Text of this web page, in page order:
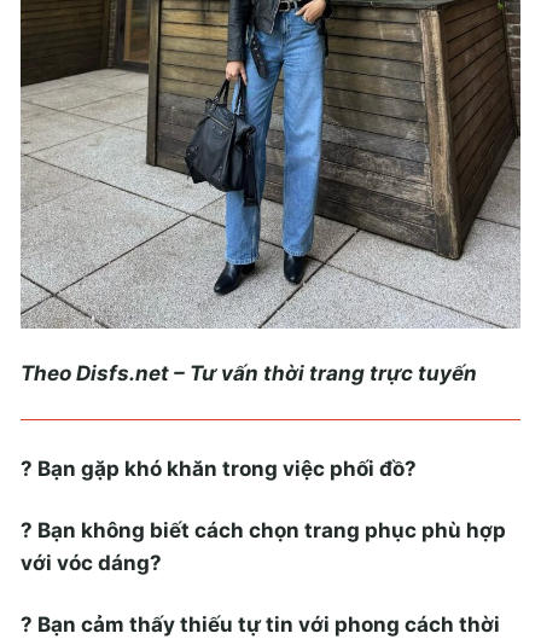
Theo Disfs.net – Tư vấn thời trang trực tuyến
? Bạn gặp khó khăn trong việc phối đồ?
? Bạn không biết cách chọn trang phục phù hợp
với vóc dáng?
? Bạn cảm thấy thiếu tự tin với phong cách thời